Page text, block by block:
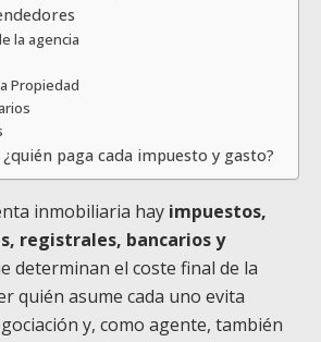
la agencia
Propiedad
paga cada impuesto y gasto?
inmobiliaria hay impuestos,
registrales, bancarios y
determinan el coste final de la
quién asume cada uno evita
y, como agente, también